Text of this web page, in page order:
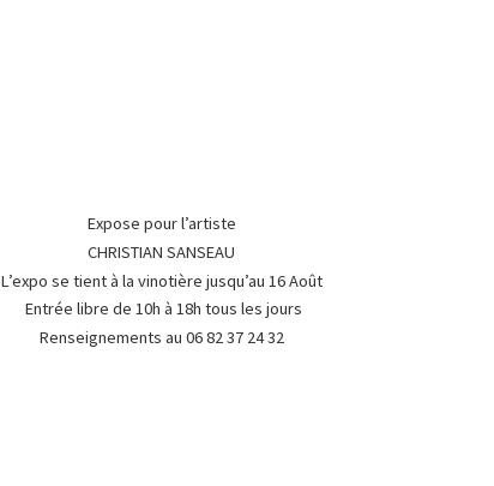
Expose pour l’artiste
CHRISTIAN SANSEAU
L’expo se tient à la vinotière jusqu’au 16 Août
Entrée libre de 10h à 18h tous les jours
Renseignements au 06 82 37 24 32